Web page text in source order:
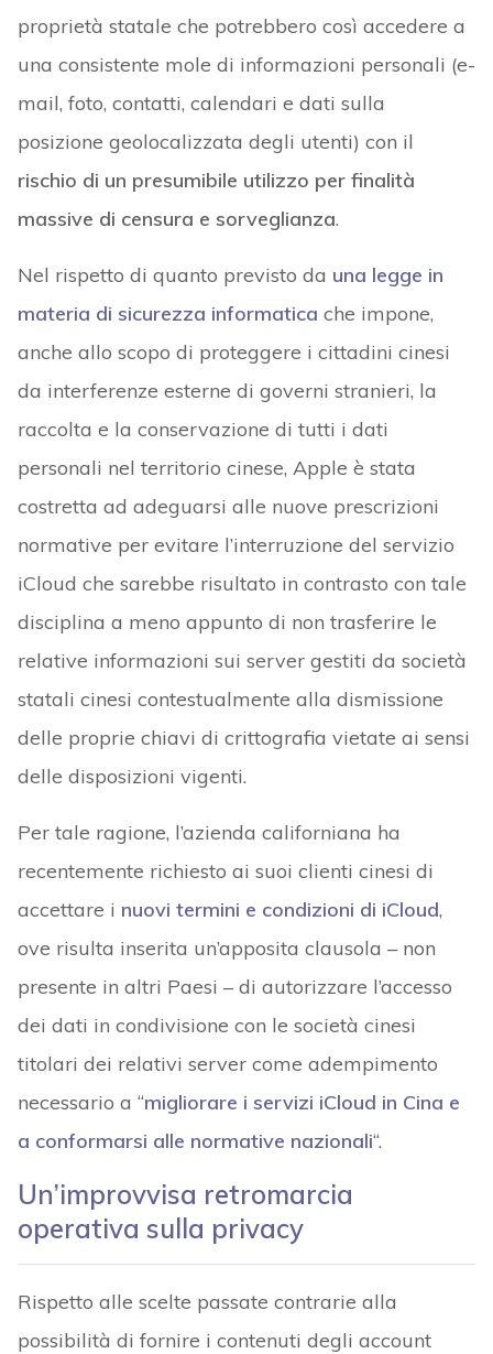
proprietà statale che potrebbero così accedere a
una consistente mole di informazioni personali (e-
mail, foto, contatti, calendari e dati sulla
posizione geolocalizzata degli utenti) con il
rischio di un presumibile utilizzo per finalità
massive di censura e sorveglianza.
Nel rispetto di quanto previsto da una legge in
materia di sicurezza informatica che impone,
anche allo scopo di proteggere i cittadini cinesi
da interferenze esterne di governi stranieri, la
raccolta e la conservazione di tutti i dati
personali nel territorio cinese, Apple è stata
costretta ad adeguarsi alle nuove prescrizioni
normative per evitare l’interruzione del servizio
iCloud che sarebbe risultato in contrasto con tale
disciplina a meno appunto di non trasferire le
relative informazioni sui server gestiti da società
statali cinesi contestualmente alla dismissione
delle proprie chiavi di crittografia vietate ai sensi
delle disposizioni vigenti.
Per tale ragione, l’azienda californiana ha
recentemente richiesto ai suoi clienti cinesi di
accettare i nuovi termini e condizioni di iCloud,
ove risulta inserita un’apposita clausola – non
presente in altri Paesi – di autorizzare l’accesso
dei dati in condivisione con le società cinesi
titolari dei relativi server come adempimento
necessario a “migliorare i servizi iCloud in Cina e
a conformarsi alle normative nazionali“.
Un’improvvisa retromarcia
operativa sulla privacy
Rispetto alle scelte passate contrarie alla
possibilità di fornire i contenuti degli account